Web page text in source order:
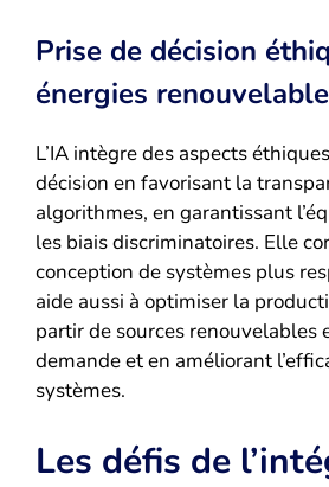
Prise de décision
énergies
L’IA intègre des aspects
décision en favorisant la
algorithmes, en garantissant
les biais discriminatoires. Elle
conception de systèmes plus
aide aussi à optimiser la
partir de sources renouvelables
demande et en améliorant
systèmes.
Les défis de